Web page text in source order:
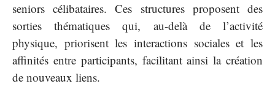
seniors célibataires. Ces structures proposent des
sorties thématiques qui, au-delà de l’activité
physique, priorisent les interactions sociales et les
affinités entre participants, facilitant ainsi la création
de nouveaux liens.